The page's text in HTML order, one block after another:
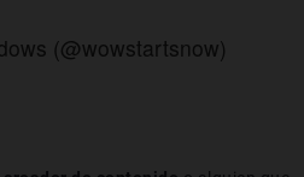
(@wowstartsnow)